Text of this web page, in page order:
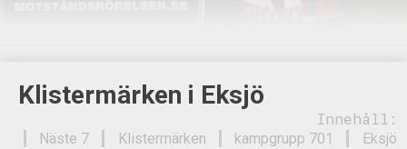
Klistermärken i Eksjö
Innehåll:
Eksjö
kampgrupp 701
Klistermärken
Näste 7